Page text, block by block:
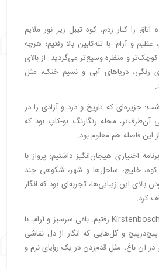
را کنار زدم، کوه تیبل زیر نور ملایم
و آرام. با تله‌کابین بالا رفتیم؛ هرچه
و منظره وسیع‌تر می‌گردید. از بالای
رنگی، دریاهای آبی و نسیم خنک، مثل
جزیره‌ای که تاریخ و درد و آزادی را در
محله رنگارنگ بو-کاپ بود که
فاصله هم معلوم بود.
اختیاری هیجان‌انگیز داشتیم: پرواز با
کوه، خلیج، ساحل‌ها و شهر، شکوهی چند
بالای این زیبایی‌ها، تجربه‌ای بود که انگار
کرد.
سپس به باغ گیاه‌شناسی Kirstenbosch رفتیم. باغی سرسبز و آرام، با
و گل‌هایی که انگار از دل نقاشی
در آن باغ، مثل قدم‌زدن در یک رؤیای نرم و